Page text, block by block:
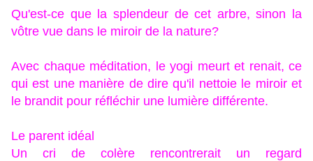
Qu'est-ce que la splendeur de cet arbre, sinon la
vôtre vue dans le miroir de la nature?
Avec chaque méditation, le yogi meurt et renait, ce
qui est une manière de dire qu'il nettoie le miroir et
le brandit pour réfléchir une lumière différente.
Le parent idéal
Un cri de colère rencontrerait un regard